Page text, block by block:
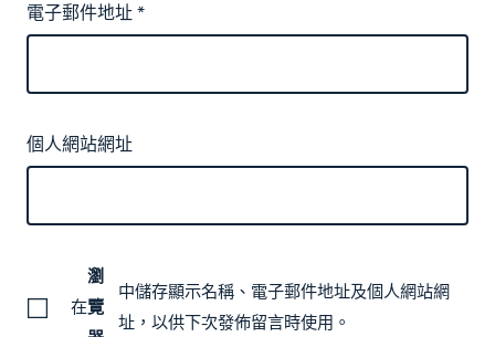
電子郵件地址*
個人網站網址
在
瀏
覽
中儲存顯示名稱、電子郵件地址及個人網站網
址，以供下次發佈留言時使用。